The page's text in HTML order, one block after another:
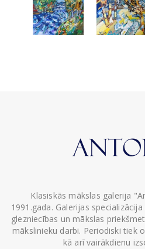
Klasiskās mākslas galerija
1991.gada. Galerijas
glezniecības un mākslas
mākslinieku darbi. Periodiski tiek
kā arī vairākdienu